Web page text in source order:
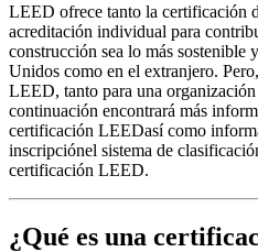
LEED ofrece tanto la certificación
acreditación individual para
construcción sea lo más sostenible
Unidos como en el extranjero.
LEED, tanto para una
continuación encontrará más
certificación LEEDasí como
inscripciónel sistema de
certificación LEED.
¿Qué es una